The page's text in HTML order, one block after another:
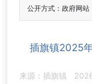
公开方式：政府网站
插旗镇2025
来源：插旗镇